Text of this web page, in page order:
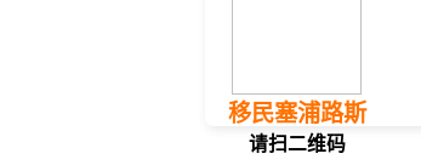
移民塞浦路斯
请扫二维码